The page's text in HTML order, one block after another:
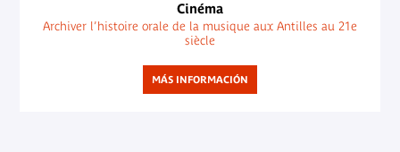
Cinéma
Archiver l’histoire orale de la musique aux Antilles au 21e
siècle
MÁS INFORMACIÓN